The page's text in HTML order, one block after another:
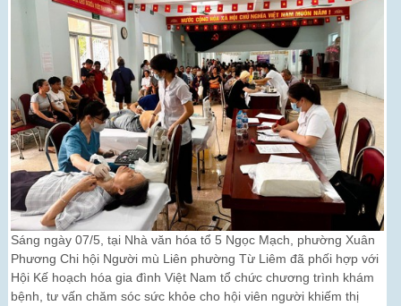
Sáng ngày 07/5, tại Nhà văn hóa tổ 5 Ngọc Mạch, phường Xuân
Phương Chi hội Người mù Liên phường Từ Liêm đã phối hợp với
Hội Kế hoạch hóa gia đình Việt Nam tổ chức chương trình khám
bệnh, tư vấn chăm sóc sức khỏe cho hội viên người khiếm thị